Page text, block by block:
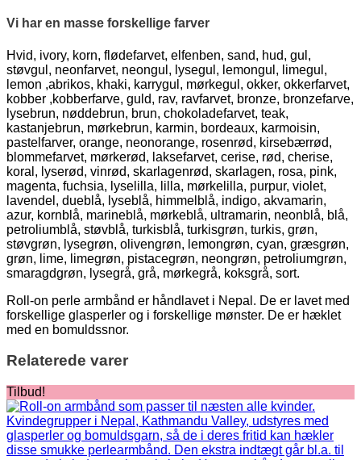
Vi har en masse forskellige farver
Hvid, ivory, korn, flødefarvet, elfenben, sand, hud, gul,
støvgul, neonfarvet, neongul, lysegul, lemongul, limegul,
lemon ,abrikos, khaki, karrygul, mørkegul, okker, okkerfarvet,
kobber ,kobberfarve, guld, rav, ravfarvet, bronze, bronzefarve,
lysebrun, nøddebrun, brun, chokoladefarvet, teak,
kastanjebrun, mørkebrun, karmin, bordeaux, karmoisin,
pastelfarver, orange, neonorange, rosenrød, kirsebærrød,
blommefarvet, mørkerød, laksefarvet, cerise, rød, cherise,
koral, lyserød, vinrød, skarlagenrød, skarlagen, rosa, pink,
magenta, fuchsia, lyselilla, lilla, mørkelilla, purpur, violet,
lavendel, dueblå, lyseblå, himmelblå, indigo, akvamarin,
azur, kornblå, marineblå, mørkeblå, ultramarin, neonblå, blå,
petroliumblå, støvblå, turkisblå, turkisgrøn, turkis, grøn,
støvgrøn, lysegrøn, olivengrøn, lemongrøn, cyan, græsgrøn,
grøn, lime, limegrøn, pistacegrøn, neongrøn, petroliumgrøn,
smaragdgrøn, lysegrå, grå, mørkegrå, koksgrå, sort.
Roll-on perle armbånd er håndlavet i Nepal. De er lavet med
forskellige glasperler og i forskellige mønster. De er hæklet
med en bomuldssnor.
Relaterede varer
Tilbud!